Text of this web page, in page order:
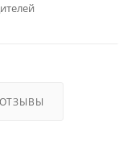
ОТЗЫВЫ